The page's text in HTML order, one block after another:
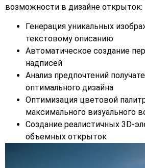
возможности в дизайне открыток:
Генерация уникальных
текстовому описанию
Автоматическое создание
надписей
Анализ предпочтений
оптимального дизайна
Оптимизация цветовой
максимального визуального
Создание реалистичных 3D-
объемных открыток